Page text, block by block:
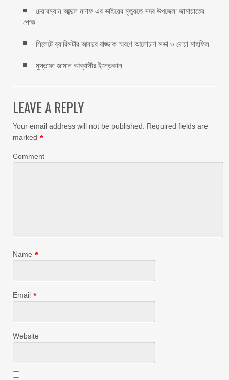
চেয়ারম্যান আব্দুল মনাফ এর ভাইয়ের মৃত্যুতে সদর উপজেলা জামায়াতের
শোক
সিলেটে ব্যারিসটার আবদুর রাজ্জাক স্মরণে আলোচনা সভা ও দোয়া মাহফিল
মুস্তাফা জামান আব্বাসীর ইন্তেকাল
LEAVE A REPLY
Your email address will not be published.
Required fields are
marked *
Comment
Name *
Email *
Website